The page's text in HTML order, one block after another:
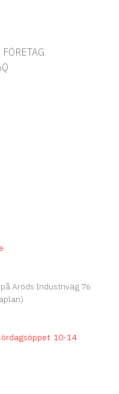
Aröds Industriväg 76
. 10-14